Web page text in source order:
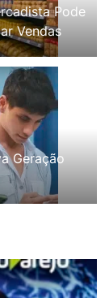
Pode
Vendas
Geração